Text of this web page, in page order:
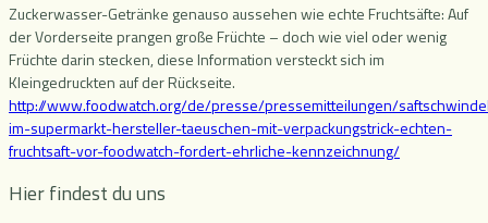
Zuckerwasser-Getränke genauso aussehen wie echte Fruchtsäfte: Auf
der Vorderseite prangen große Früchte – doch wie viel oder wenig
Früchte darin stecken, diese Information versteckt sich im
Kleingedruckten auf der Rückseite.
http://www.foodwatch.org/de/presse/pressemitteilungen/
im-supermarkt-hersteller-taeuschen-mit-verpackungstrick-echten-
fruchtsaft-vor-foodwatch-fordert-ehrliche-kennzeichnung/
Hier findest du uns